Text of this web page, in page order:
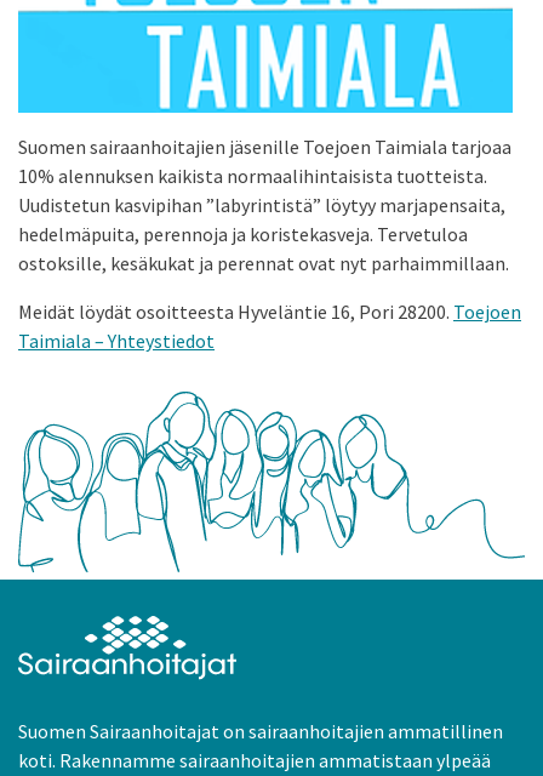
Suomen sairaanhoitajien jäsenille Toejoen Taimiala tarjoaa
10% alennuksen kaikista normaalihintaisista tuotteista.
Uudistetun kasvipihan ”labyrintistä” löytyy marjapensaita,
hedelmäpuita, perennoja ja koristekasveja. Tervetuloa
ostoksille, kesäkukat ja perennat ovat nyt parhaimmillaan.
Meidät löydät osoitteesta Hyveläntie 16, Pori 28200. Toejoen
Taimiala – Yhteystiedot
Suomen Sairaanhoitajat on sairaanhoitajien ammatillinen
koti. Rakennamme sairaanhoitajien ammatistaan ylpeää